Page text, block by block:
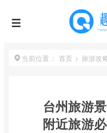
当前位置： 首页 > 旅游攻
台州旅游
附近旅游